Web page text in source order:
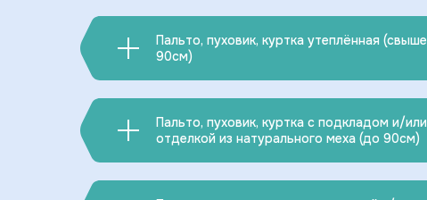
Пальто, пуховик, куртка утеплённая (свыше
90см)
Пальто, пуховик, куртка с подкладом и/или
отделкой из натурального меха (до 90см)